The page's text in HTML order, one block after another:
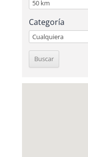
Categoría